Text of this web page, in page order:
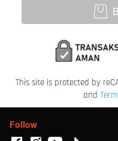
`
This site is protected by
and
Follow